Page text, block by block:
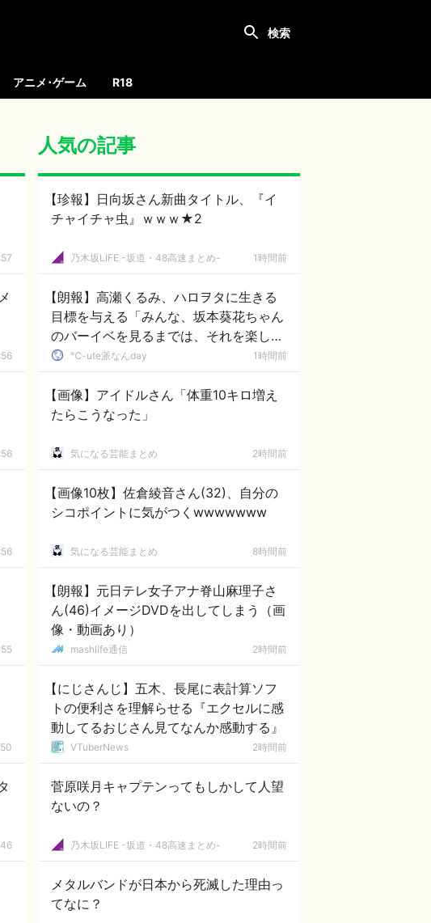
アニメ･ゲーム R18
人気の記事
【珍報】日向坂さん新曲タイトル、『イ
チャイチャ虫』ｗｗｗ★2
乃木坂LIFE -坂道・48高速まとめ- 1時間前
【朗報】高瀬くるみ、ハロヲタに生きる
目標を与える「みんな、坂本葵花ちゃん
のバーイベを見るまでは、それを楽しみ
に頑張って生きようね」
℃-ute派なんday 1時間前
【画像】アイドルさん「体重10キロ増え
たらこうなった」
気になる芸能まとめ 2時間前
【画像10枚】佐倉綾音さん(32)、自分の
シコポイントに気がつくwwwwwww
気になる芸能まとめ 8時間前
【朗報】元日テレ女子アナ脊山麻理子さ
ん(46)イメージDVDを出してしまう（画
像・動画あり）
mashlife通信 2時間前
【にじさんじ】五木、長尾に表計算ソフ
トの便利さを理解らせる『エクセルに感
動してるおじさん見てなんか感動する』
VTuberNews 2時間前
菅原咲月キャプテンってもしかして人望
ないの？
乃木坂LIFE -坂道・48高速まとめ- 2時間前
メタルバンドが日本から死滅した理由っ
てなに？